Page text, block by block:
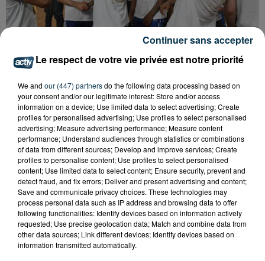
BASKET : LA CHORALE INTRAITABLE JUSQU'AU
Le respect de votre vie privée est notre priorité
We and our (447) partnersdo the following data processing based on
your consent and/or our legitimate interest: Store and/or access
information on a device; Use limited data to select advertising; Create
profiles for personalised advertising; Use profiles to select personalised
advertising; Measure advertising performance; Measure content
performance; Understand audiences through statistics or combinations
of data from different sources; Develop and improve services; Create
profiles to personalise content; Use profiles to select personalised
content; Use limited data to select content; Ensure security, prevent and
detect fraud, and fix errors; Deliver and present advertising and content;
Save and communicate privacy choices. These technologies may
process personal data such as IP address and browsing data to offer
following functionalities: Identify devices based on information actively
requested; Use precise geolocation data; Match and combine data from
other data sources; Link different devices; Identify devices based on
information transmitted automatically.
Continuer sans accepter